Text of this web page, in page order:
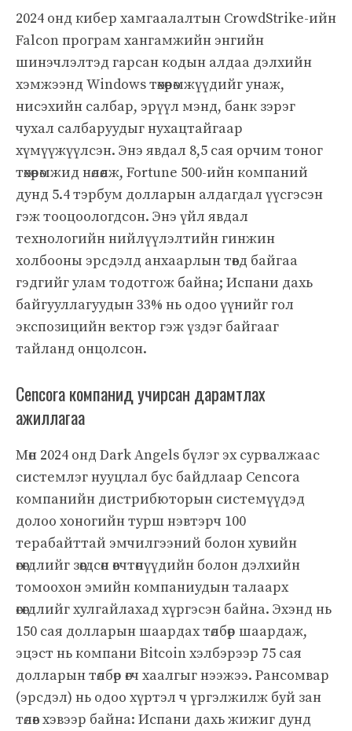
2024 онд кибер хамгаалалтын CrowdStrike-ийн
Falcon програм хангамжийн энгийн
шинэчлэлтэд гарсан кодын алдаа дэлхийн
хэмжээнд Windows төхөөрөмжүүдийг унаж,
нисэхийн салбар, эрүүл мэнд, банк зэрэг
чухал салбаруудыг нухацтайгаар
хүмүүжүүлсэн. Энэ явдал 8,5 сая орчим тоног
төхөөрөмжид нөлөөлж, Fortune 500-ийн компаний
дунд 5.4 тэрбум долларын алдагдал үүсгэсэн
гэж тооцоологдсон. Энэ үйл явдал
технологийн нийлүүлэлтийн гинжин
холбооны эрсдэлд анхаарлын төвд байгаа
гэдгийг улам тодотгож байна; Испани дахь
байгууллагуудын 33% нь одоо үүнийг гол
экспозицийн вектор гэж үздэг байгааг
тайланд онцолсон.
Cencora компанид учирсан дарамтлах
ажиллагаа
Мөн 2024 онд Dark Angels бүлэг эх сурвалжаас
системлэг нууцлал бус байдлаар Сencora
компанийн дистрибюторын системүүдэд
долоо хоногийн турш нэвтэрч 100
терабайттай эмчилгээний болон хувийн
өгөгдлийг зөөгдсөн өвчтөнүүдийн болон дэлхийн
томоохон эмийн компаниудын талаарх
өгөгдлийг хулгайлахад хүргэсэн байна. Эхэнд нь
150 сая долларын шаардах төлбөр шаардаж,
эцэст нь компани Bitcoin хэлбэрээр 75 сая
долларын төлбөр өгч хаалгыг нээжээ. Рансомвар
(эрсдэл) нь одоо хүртэл ч үргэлжилж буй зан
төлөв хэвээр байна: Испани дахь жижиг дунд